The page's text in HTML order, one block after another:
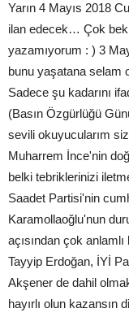
Yarın 4 Mayıs 2018
ilan edecek… Çok
yazamıyorum : ) 3
bunu yaşatana selam
Sadece şu kadarını
(Basın Özgürlüğü
sevili okuyucularım
Muharrem İnce'nin
belki tebriklerinizi
Saadet Partisi'nin
Karamollaoğlu'nun
açısından çok
Tayyip Erdoğan, İYİ
Akşener de dahil
hayırlı olun kazansın